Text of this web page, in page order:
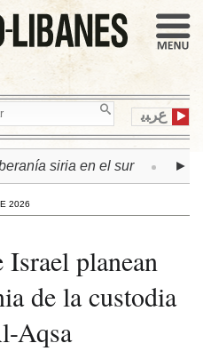
ﻉﺮﺒﻳ
siria en el sur ►
2026
Israel planean
de la custodia
Aqsa